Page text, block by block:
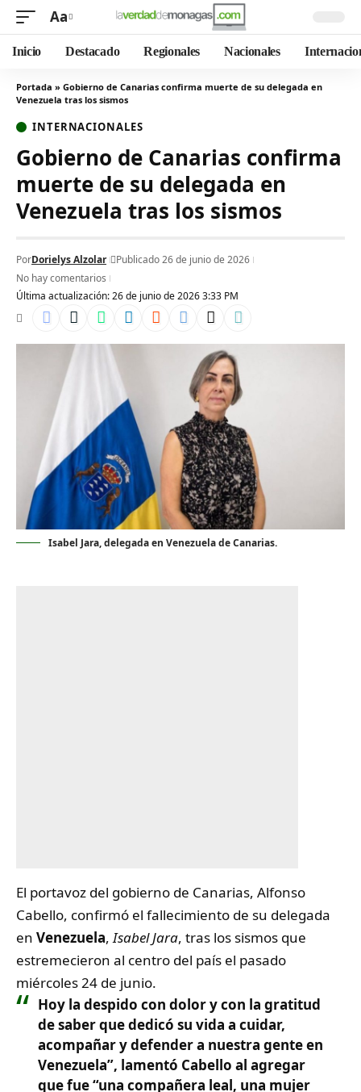
Aa
Inicio Destacado Regionales Nacionales
Portada » Gobierno de Canarias confirma muerte de su delegada en
Venezuela tras los sismos
INTERNACIONALES
Gobierno de Canarias confirma
muerte de su delegada en
Venezuela tras los sismos
Última actualización: 26 de junio de 2026 3:33 PM
PorDorielys Alzolar
Publicado 26 de junio de 2026
No hay comentarios
Isabel Jara, delegada en Venezuela de Canarias.
El portavoz del gobierno de Canarias, Alfonso
Cabello, confirmó el fallecimiento de su delegada
en Venezuela,Isabel Jara, tras los sismos que
estremecieron al centro del país el pasado
miércoles 24 de junio.
Hoy la despido con dolor y con la gratitud
de saber que dedicó su vida a cuidar,
acompañar y defender a nuestra gente en
Venezuela”, lamentó Cabello al agregar
que fue “una compañera leal, una mujer